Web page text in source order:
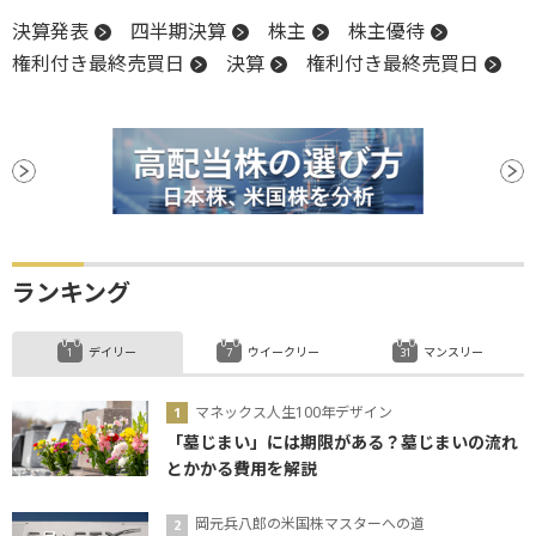
決算発表 四半期決算 株主
株主優待
権利付き最終売買日
決算 権利付き最終売買日
ランキング
デイリー
マネックス人生100年デザイン
「墓じまい」には期限がある？墓じまいの流れ
とかかる費用を解説
岡元兵八郎の米国株マスターへの道
ウイークリー マンスリー